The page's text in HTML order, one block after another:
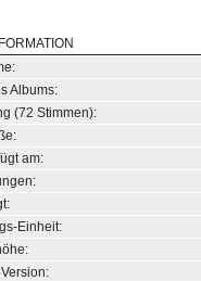
Albums:
(72 Stimmen):
am:
Einheit: